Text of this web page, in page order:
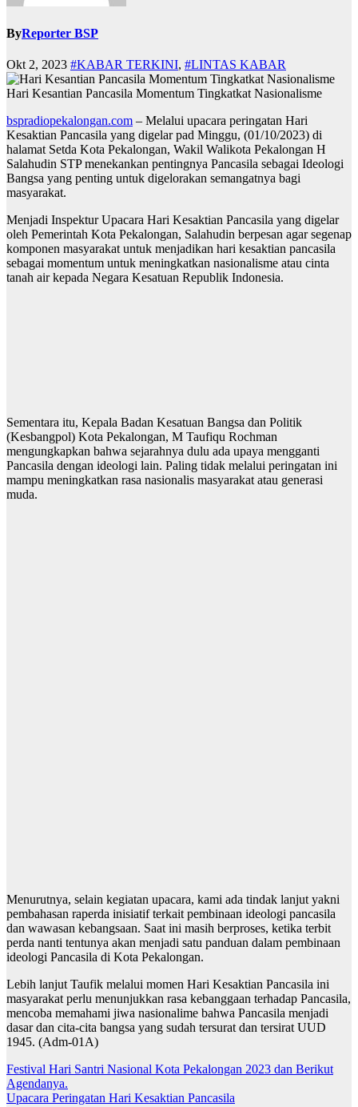
ByReporter BSP
Okt 2, 2023 #KABAR TERKINI, #LINTAS KABAR
Hari Kesantian Pancasila Momentum Tingkatkat Nasionalisme
bspradiopekalongan.com – Melalui upacara peringatan Hari
Kesaktian Pancasila yang digelar pad Minggu, (01/10/2023) di
halamat Setda Kota Pekalongan, Wakil Walikota Pekalongan H
Salahudin STP menekankan pentingnya Pancasila sebagai Ideologi
Bangsa yang penting untuk digelorakan semangatnya bagi
masyarakat.
Menjadi Inspektur Upacara Hari Kesaktian Pancasila yang digelar
oleh Pemerintah Kota Pekalongan, Salahudin berpesan agar segenap
komponen masyarakat untuk menjadikan hari kesaktian pancasila
sebagai momentum untuk meningkatkan nasionalisme atau cinta
tanah air kepada Negara Kesatuan Republik Indonesia.
Sementara itu, Kepala Badan Kesatuan Bangsa dan Politik
(Kesbangpol) Kota Pekalongan, M Taufiqu Rochman
mengungkapkan bahwa sejarahnya dulu ada upaya mengganti
Pancasila dengan ideologi lain. Paling tidak melalui peringatan ini
mampu meningkatkan rasa nasionalis masyarakat atau generasi
muda.
Menurutnya, selain kegiatan upacara, kami ada tindak lanjut yakni
pembahasan raperda inisiatif terkait pembinaan ideologi pancasila
dan wawasan kebangsaan. Saat ini masih berproses, ketika terbit
perda nanti tentunya akan menjadi satu panduan dalam pembinaan
ideologi Pancasila di Kota Pekalongan.
Lebih lanjut Taufik melalui momen Hari Kesaktian Pancasila ini
masyarakat perlu menunjukkan rasa kebanggaan terhadap Pancasila,
mencoba memahami jiwa nasionalime bahwa Pancasila menjadi
dasar dan cita-cita bangsa yang sudah tersurat dan tersirat UUD
1945. (Adm-01A)
Navigasi
pos
Festival Hari Santri Nasional Kota Pekalongan 2023 dan Berikut
Agendanya.
Upacara Peringatan Hari Kesaktian Pancasila